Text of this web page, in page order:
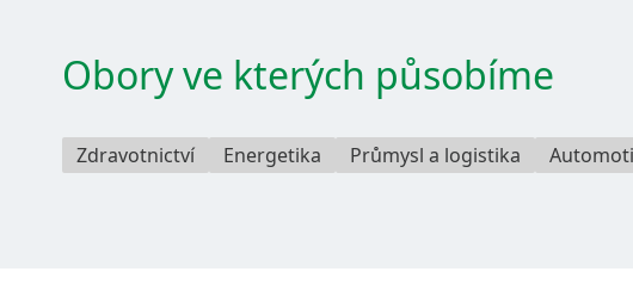
Obory ve kterých působíme
Zdravotnictví Energetika Průmysl a logistika